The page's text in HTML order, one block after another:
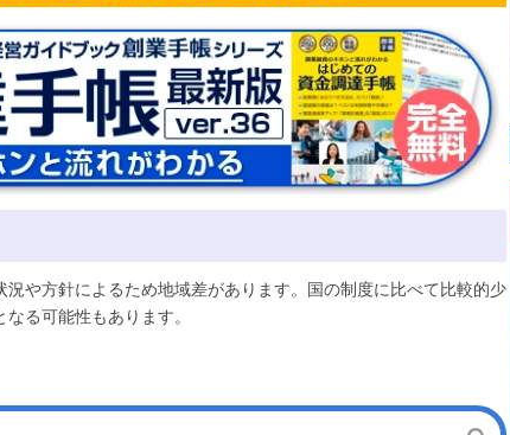
や方針によるため地域差があります。国の制度に比べて比較的少
る可能性もあります。